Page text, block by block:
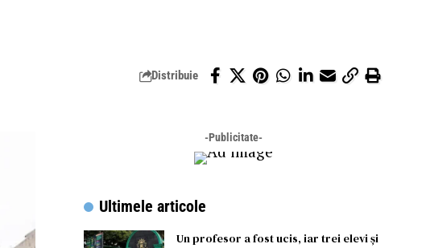
Distribuie
-Publicitate-
Ultimele articole
Un profesor a fost ucis, iar trei elevi și